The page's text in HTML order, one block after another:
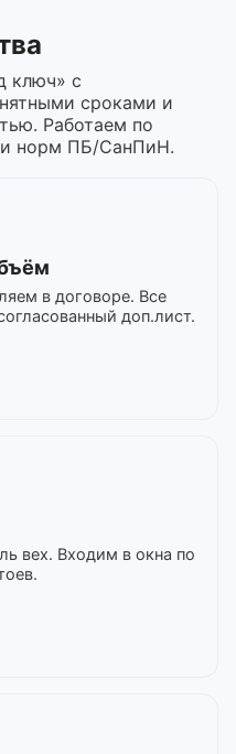
ключ» с
сроками и
Работаем по
и норм ПБ/СанПиН.
в договоре. Все
доп.лист.
вех. Входим в окна по